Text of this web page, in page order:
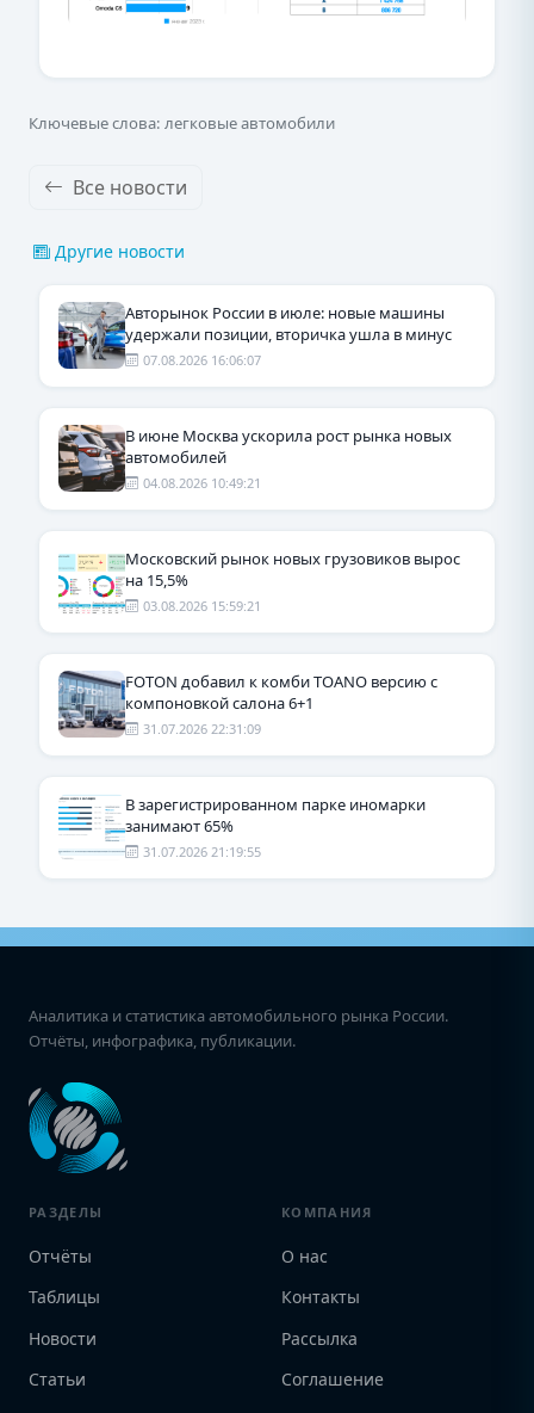
Ключевые слова: легковые автомобили
Все новости
Другие новости
Авторынок России в июле: новые машины
удержали позиции, вторичка ушла в минус
07.08.2026 16:06:07
В июне Москва ускорила рост рынка новых
автомобилей
04.08.2026 10:49:21
Московский рынок новых грузовиков вырос
на 15,5%
03.08.2026 15:59:21
FOTON добавил к комби TOANO версию с
компоновкой салона 6+1
31.07.2026 22:31:09
В зарегистрированном парке иномарки
занимают 65%
31.07.2026 21:19:55
Аналитика и статистика автомобильного рынка России.
Отчёты, инфографика, публикации.
РАЗДЕЛЫ
Отчёты
Таблицы
Новости
Статьи
КОМПАНИЯ
О нас
Контакты
Рассылка
Соглашение